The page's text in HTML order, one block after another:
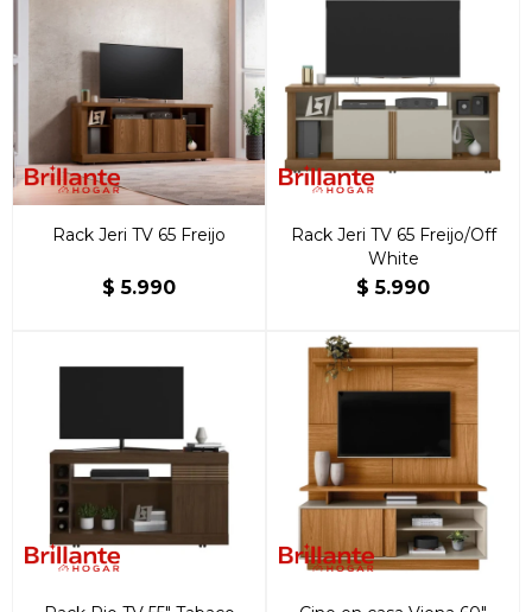
Rack Jeri TV 65 Freijo
$ 5.990
Rack Jeri TV 65 Freijo/Off
White
$ 5.990